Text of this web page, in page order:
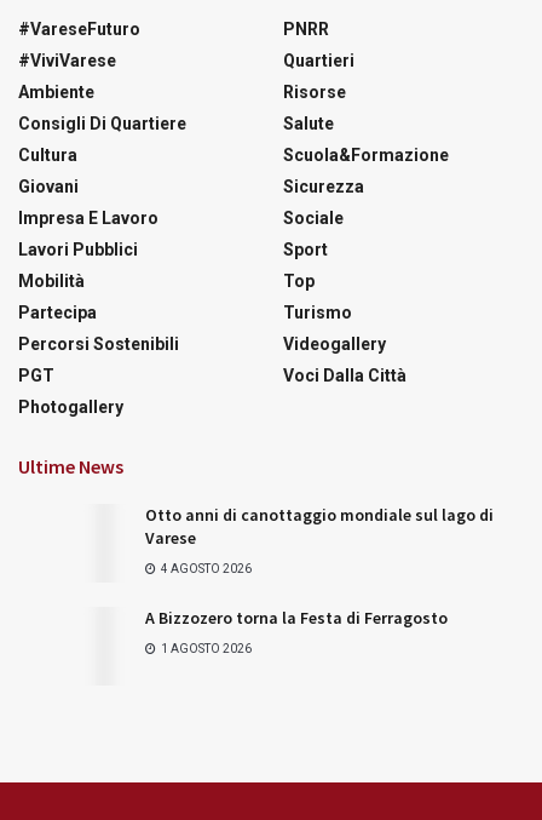
#VareseFuturo
#ViviVarese
Ambiente
Consigli Di Quartiere
Cultura
Giovani
Impresa E Lavoro
Lavori Pubblici
Mobilità
Partecipa
Percorsi Sostenibili
PGT
Photogallery
PNRR
Quartieri
Risorse
Salute
Scuola&Formazione
Sicurezza
Sociale
Sport
Top
Turismo
Videogallery
Voci Dalla Città
Ultime News
Otto anni di canottaggio mondiale sul lago di
Varese
4 AGOSTO 2026
A Bizzozero torna la Festa di Ferragosto
1 AGOSTO 2026